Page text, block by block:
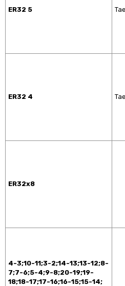
ER32 5
ER32 4
ER32x8
4-3;10-11;3-2;14-13;13-12;8-
7;7-6;5-4;9-8;20-19;19-
18;18-17;17-16;16-15;15-14;